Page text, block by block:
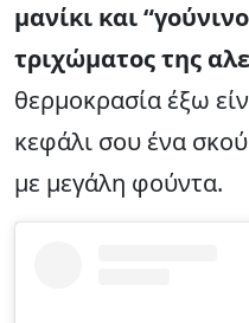
μανίκι και
τριχώματος της
θερμοκρασία έξω
κεφάλι σου ένα
με μεγάλη φούντα.